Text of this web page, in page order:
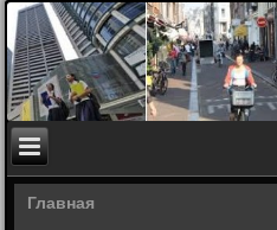
Главная